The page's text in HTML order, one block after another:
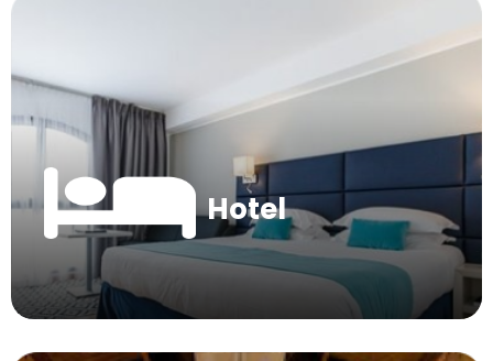
Hotel